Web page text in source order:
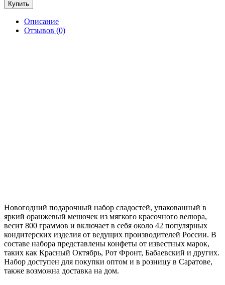
Купить
Описание
Отзывов (0)
Новогодний подарочный набор сладостей, упакованный в
яркий оранжевый мешочек из мягкого красочного велюра,
весит 800 граммов и включает в себя около 42 популярных
кондитерских изделия от ведущих производителей России. В
составе набора представлены конфеты от известных марок,
таких как Красный Октябрь, Рот Фронт, Бабаевский и других.
Набор доступен для покупки оптом и в розницу в Саратове,
также возможна доставка на дом.